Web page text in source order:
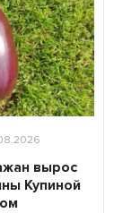
вырос
Купиной